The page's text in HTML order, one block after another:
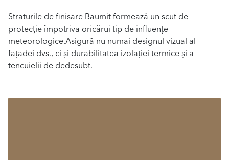
Straturile de finisare Baumit formează un scut de
protecție împotriva oricărui tip de influențe
meteorologice.Asigură nu numai designul vizual al
fațadei dvs., ci și durabilitatea izolației termice și a
tencuielii de dedesubt.